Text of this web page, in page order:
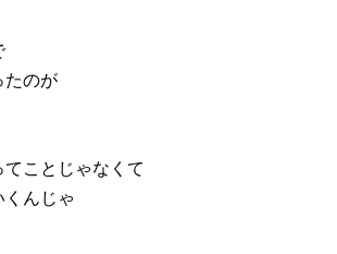
たのが
ことじゃなくて
んじゃ